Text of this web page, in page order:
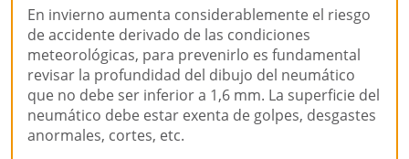
En invierno aumenta considerablemente el riesgo
de accidente derivado de las condiciones
meteorológicas, para prevenirlo es fundamental
revisar la profundidad del dibujo del neumático
que no debe ser inferior a 1,6 mm. La superficie del
neumático debe estar exenta de golpes, desgastes
anormales, cortes, etc.